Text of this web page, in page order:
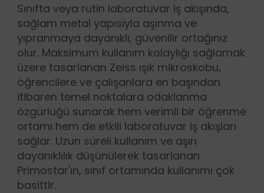
Sınıfta veya rutin laboratuvar iş akışında,
sağlam metal yapısıyla aşınma ve
yıpranmaya dayanıklı, güvenilir ortağınız
olur. Maksimum kullanım kolaylığı sağlamak
üzere tasarlanan Zeiss ışık mikroskobu,
öğrencilere ve çalışanlara en başından
itibaren temel noktalara odaklanma
özgürlüğü sunarak hem verimli bir öğrenme
ortamı hem de etkili laboratuvar iş akışları
sağlar. Uzun süreli kullanım ve aşırı
dayanıklılık düşünülerek tasarlanan
Primostar'ın, sınıf ortamında kullanımı çok
basittir.